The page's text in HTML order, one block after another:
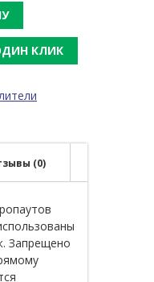
КЛИК
(0)
Запрещено